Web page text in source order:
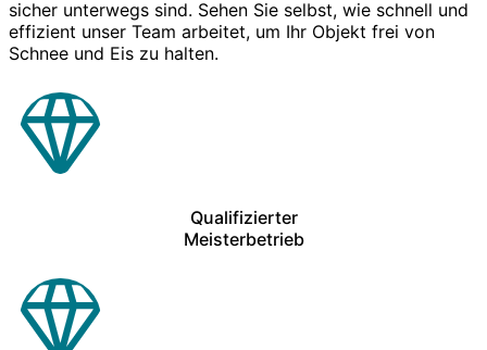
sicher unterwegs sind. Sehen Sie selbst, wie schnell und
effizient unser Team arbeitet, um Ihr Objekt frei von
Schnee und Eis zu halten.
Qualifizierter
Meisterbetrieb